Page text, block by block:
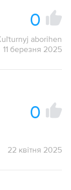
0
aborihen
11 березня 2025
0
22 квітня 2025